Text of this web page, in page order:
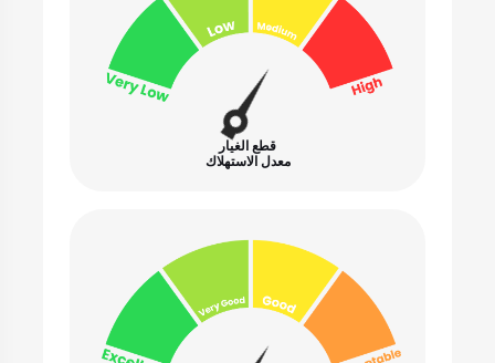
قطع الغيار
معدل الاستهلاك